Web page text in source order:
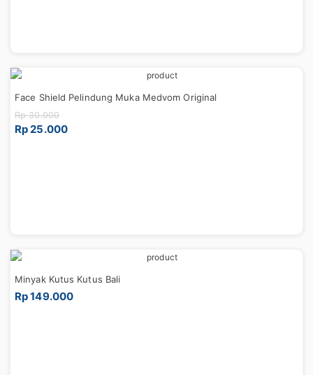
Face Shield Pelindung Muka Medvom Original
Rp 30.000
Rp 25.000
Minyak Kutus Kutus Bali
Rp 149.000